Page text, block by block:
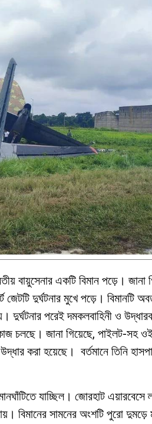
বায়ুসেনার একটি বিমান পড়ে। জানা
জেটটি দুর্ঘটনার মুখে পড়ে। বিমানটি
দুর্ঘটনার পরেই দমকলবাহিনী ও
চলছে। জানা গিয়েছে, পাইলট-সহ ওই
করা হয়েছে। বর্তমানে তিনি
যাচ্ছিল। জোরহাট এয়ারবেসে
বিমানের সামনের অংশটি পুরো দুমড়ে